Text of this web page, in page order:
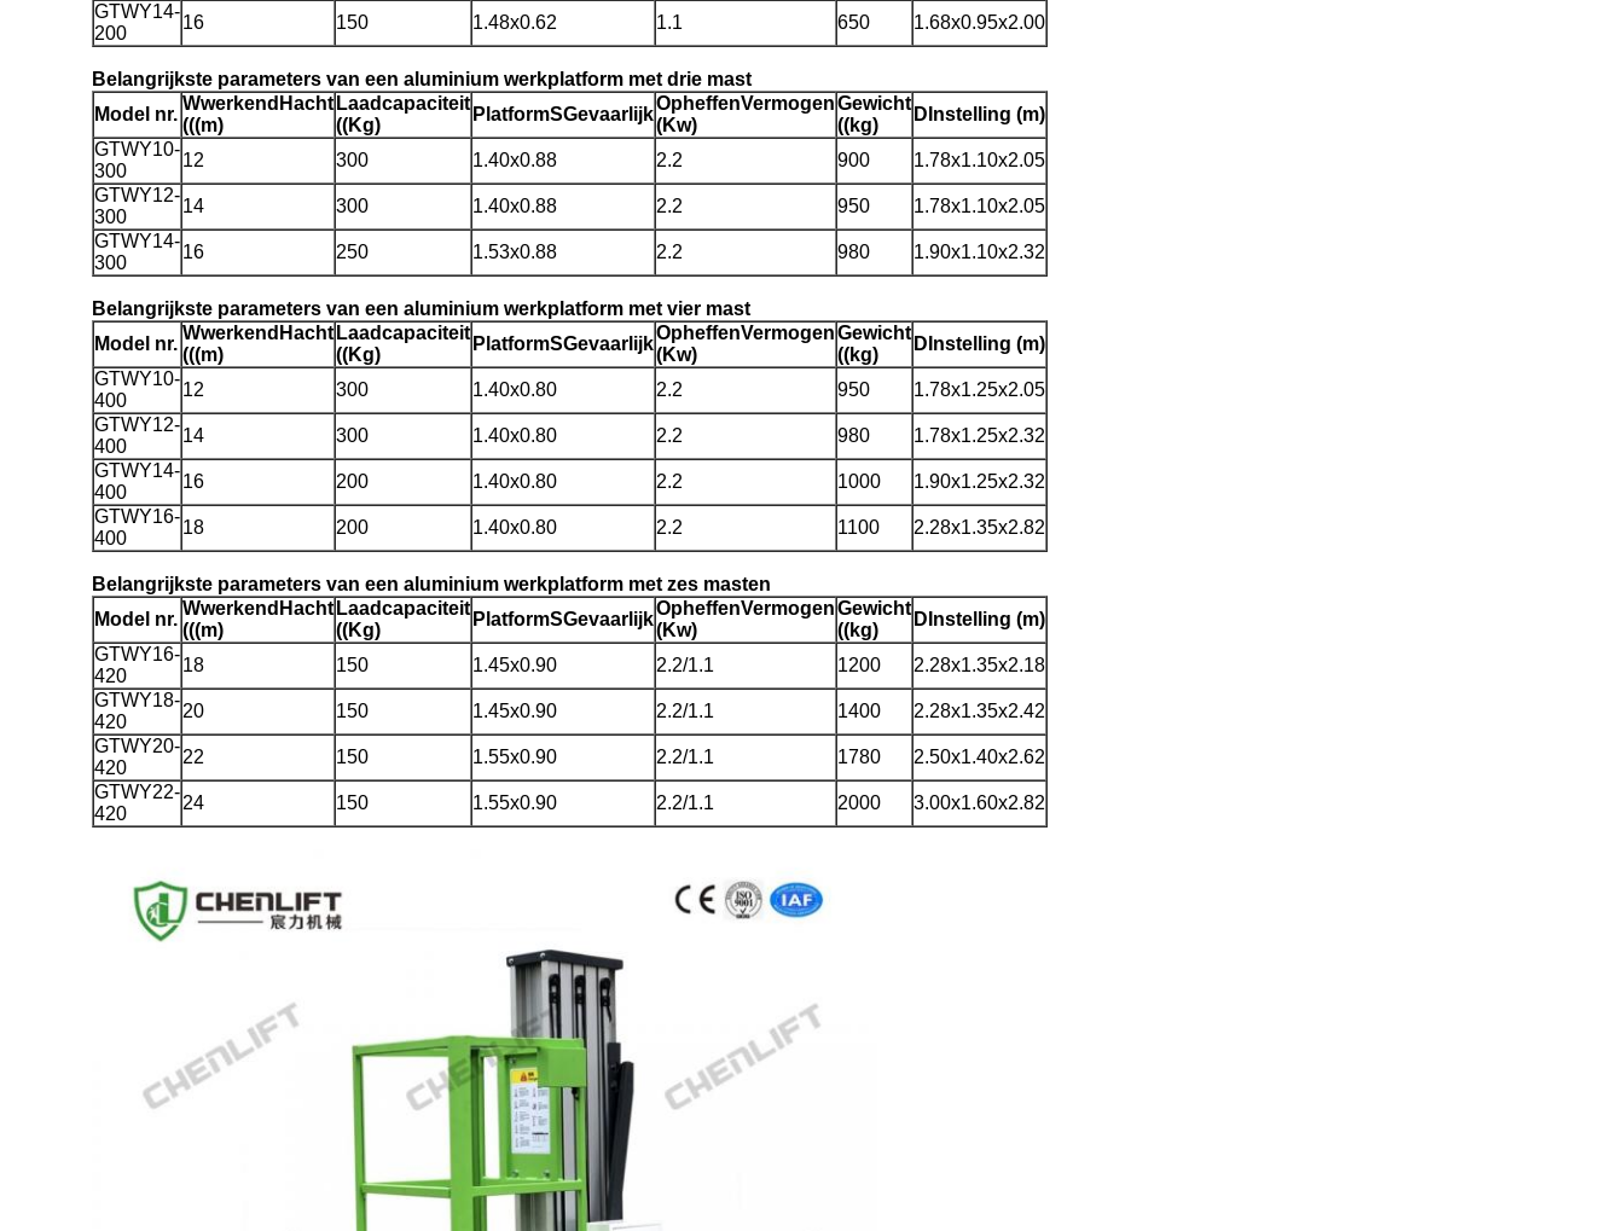
GTWY14-
200
16 150 1.48x0.62 1.1 650 1.68x0.95x2.00
Belangrijkste parameters van een aluminium werkplatform met drie mast
Model nr.
Wwerkend Hacht
(((m)
Laadcapaciteit
((Kg)
PlatformSGevaarlijk
OpheffenVermogen
(Kw)
Gewicht
((kg)
D Instelling (m)
GTWY10-
300
12 300 1.40x0.88 2.2 900
1.78x1.10x2.05
GTWY12-
300
14 300 1.40x0.88 2.2 950
1.78x1.10x2.05
GTWY14-
300
16 250 1.53x0.88 2.2 980 1.90x1.10x2.32
Belangrijkste parameters van een aluminium werkplatform met vier mast
Model nr.
Wwerkend Hacht
(((m)
Laadcapaciteit
((Kg)
PlatformSGevaarlijk
OpheffenVermogen
(Kw)
Gewicht
((kg)
D Instelling (m)
GTWY10-
400
12 300 1.40x0.80 2.2 950
1.78x1.25x2.05
GTWY12-
400
14 300 1.40x0.80 2.2 980
1.78x1.25x2.32
GTWY14-
400
16 200 1.40x0.80 2.2 1000
1.90x1.25x2.32
GTWY16-
400
18 200 1.40x0.80 2.2 1100 2.28x1.35x2.82
Belangrijkste parameters van een aluminium werkplatform met zes masten
Model nr.
Wwerkend Hacht
(((m)
Laadcapaciteit
((Kg)
PlatformSGevaarlijk
OpheffenVermogen
(Kw)
Gewicht
((kg)
D Instelling (m)
GTWY16-
420
18 150 1.45x0.90 2.2/1.1 1200
2.28x1.35x2.18
GTWY18-
420
20 150 1.45x0.90 2.2/1.1 1400
2.28x1.35x2.42
GTWY20-
420
22 150 1.55x0.90 2.2/1.1 1780
2.50x1.40x2.62
GTWY22-
420
24 150 1.55x0.90 2.2/1.1 2000 3.00x1.60x2.82